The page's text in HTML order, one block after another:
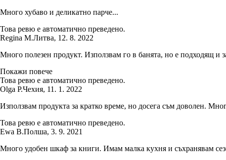
Много хубаво и деликатно парче...
Това ревю е автоматично преведено.
Regina M.Литва, 12. 8. 2022
Много полезен продукт. Използвам го в банята, но е подходящ и
Покажи повече
Това ревю е автоматично преведено.
Olga P.Чехия, 11. 1. 2022
Използвам продукта за кратко време, но досега съм доволен.
Това ревю е автоматично преведено.
Ewa B.Полша, 3. 9. 2021
Много удобен шкаф за книги. Имам малка кухня и съхранявам